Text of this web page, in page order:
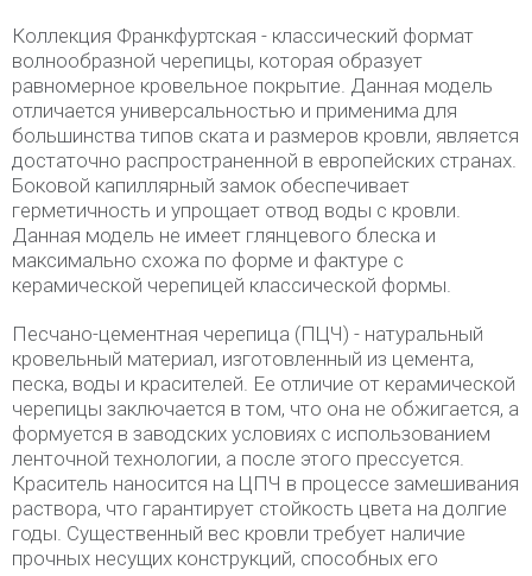
Коллекция Франкфуртская - классический формат
волнообразной черепицы, которая образует
равномерное кровельное покрытие. Данная модель
отличается универсальностью и применима для
большинства типов ската и размеров кровли, является
достаточно распространенной в европейских странах.
Боковой капиллярный замок обеспечивает
герметичность и упрощает отвод воды с кровли.
Данная модель не имеет глянцевого блеска и
максимально схожа по форме и фактуре с
керамической черепицей классической формы.
Песчано-цементная черепица (ПЦЧ) - натуральный
кровельный материал, изготовленный из цемента,
песка, воды и красителей. Ее отличие от керамической
черепицы заключается в том, что она не обжигается, а
формуется в заводских условиях с использованием
ленточной технологии, а после этого прессуется.
Краситель наносится на ЦПЧ в процессе замешивания
раствора, что гарантирует стойкость цвета на долгие
годы. Существенный вес кровли требует наличие
прочных несущих конструкций, способных его